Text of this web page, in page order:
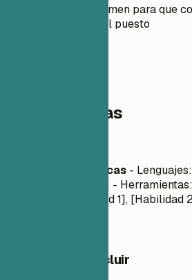
Adapta el resumen para que
descripción del puesto
Competencias
Habilidades Técnicas -
Frameworks: [Lista] -
- [Habilidad 1], [Habilidad
Qué conviene incluir